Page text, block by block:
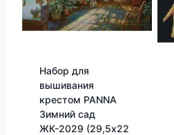
Набор для
вышивания
крестом PANNA
Зимний сад
ЖК-2029 (29,5х22